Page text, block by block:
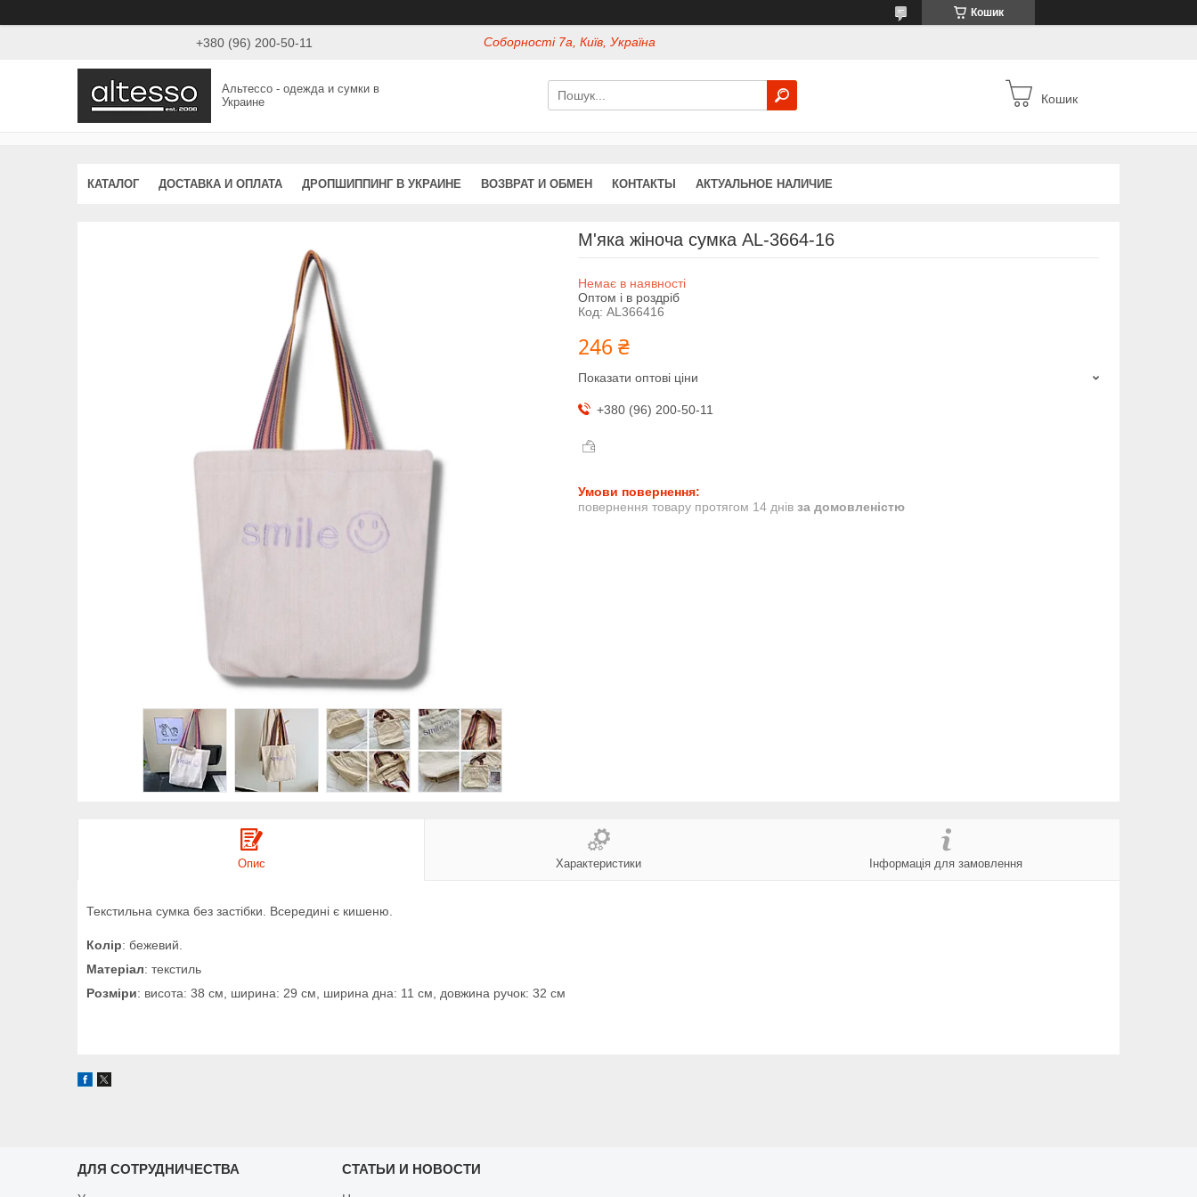
Кошик
+380 (96) 200-50-11 Соборності 7а, Київ, Україна
Альтессо - одежда и сумки в
Украине
Кошик
КАТАЛОГ ДОСТАВКА И ОПЛАТА ДРОПШИППИНГ В УКРАИНЕ ВОЗВРАТ И ОБМЕН КОНТАКТЫ АКТУАЛЬНОЕ НАЛИЧИЕ
М'яка жіноча сумка AL-3664-16
Немає в наявності
Оптом і в роздріб
Код: AL366416
246 ₴
Показати оптові ціни
+380 (96) 200-50-11
повернення товару протягом 14 днів за домовленістю
Опис Характеристики Інформація для замовлення
Текстильна сумка без застібки. Всередині є кишеню.
Колір: бежевий.
Матеріал: текстиль
Розміри: висота: 38 см, ширина: 29 см, ширина дна: 11 см, довжина ручок: 32 см
ДЛЯ СОТРУДНИЧЕСТВА СТАТЬИ И НОВОСТИ